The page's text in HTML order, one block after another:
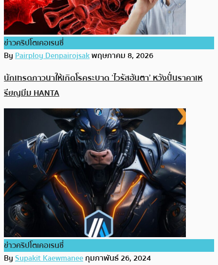
ข่าวคริปโตเคอเรนซี่
ByPairploy Denpairojsakพฤษภาคม 8, 2026
นักเทรดภาวนาให้เกิดโรคระบาด ‘ไวรัสฮันตา’ หวังปั่นราคาเห
รียญมีม HANTA
ข่าวคริปโตเคอเรนซี่
BySupakit Kaewmaneeกุมภาพันธ์ 26, 2024